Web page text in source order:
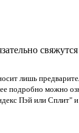
лишь
подробно можно
Пэй или Сплит" и